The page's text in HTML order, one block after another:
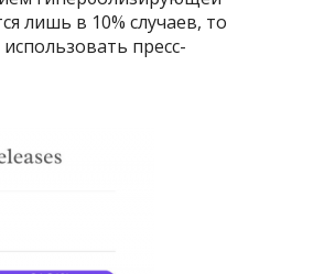
лишь в 10% случаев, то
пресс-